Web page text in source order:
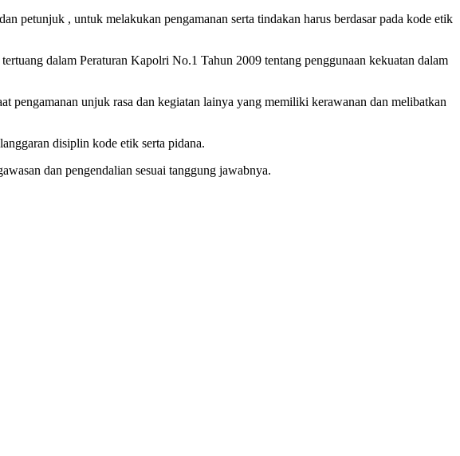
petunjuk , untuk melakukan pengamanan serta tindakan harus berdasar pada kode etik
dalam Peraturan Kapolri No.1 Tahun 2009 tentang penggunaan kekuatan dalam
pengamanan unjuk rasa dan kegiatan lainya yang memiliki kerawanan dan melibatkan
disiplin kode etik serta pidana.
dan pengendalian sesuai tanggung jawabnya.